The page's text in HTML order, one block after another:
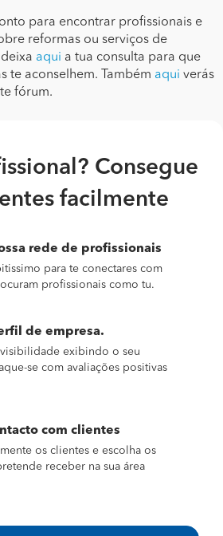
para encontrar profissionais e
reformas ou serviços de
aqui a tua consulta para que
te aconselhem. Também aqui verás
fórum.
Consegue
facilmente
rede de profissionais
para te conectares com
profissionais como tu.
de empresa.
visibilidade exibindo o seu
se com avaliações positivas
com clientes
os clientes e escolha os
receber na sua área